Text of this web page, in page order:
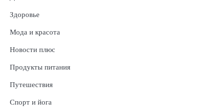
Здоровье
Мода и красота
Новости плюс
Продукты питания
Путешествия
Спорт и йога